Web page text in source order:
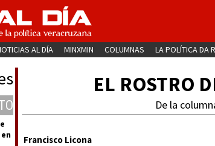
AL DÍA MINXMIN COLUMNAS LA POLÍTICA DA
EL ROSTRO
De la
Francisco Licona